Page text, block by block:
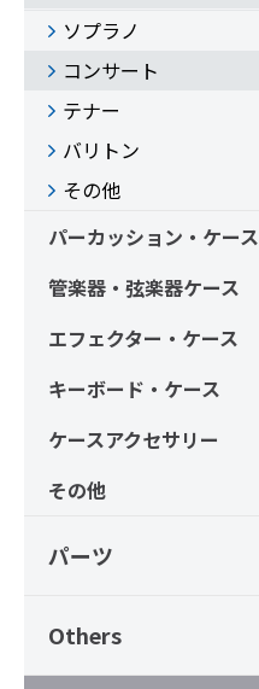
ソプラノ
コンサート
テナー
バリトン
その他
パーカッション・ケース
管楽器・弦楽器ケース
エフェクター・ケース
キーボード・ケース
ケースアクセサリー
その他
パーツ
Others